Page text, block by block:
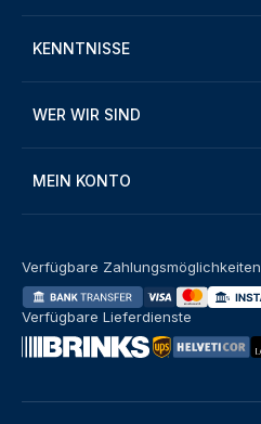
KENNTNISSE
WER WIR SIND
MEIN KONTO
Verfügbare Zahlungsmöglichkeiten
Verfügbare Lieferdienste